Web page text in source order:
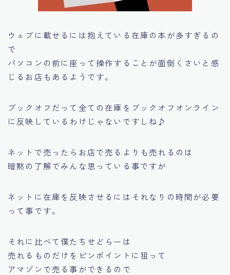
ウェブに載せるには抱えている在庫の本が多すぎるの
で
パソコンの前に座って操作することが面倒くさいと感
じるお店もあるようです。
ブックオフだって全ての在庫をブックオフオンライン
に反映しているわけじゃないですしね♪
ネットで売ったらお店で売るよりも売れるのは
暗黙の了解でみんな思っている事ですが
ネットに在庫を反映させるにはそれなりの時間が必要
って事です。
それに比べて僕たちせどらーは
売れるものだけをピンポイントに狙って
アマゾンで売る事ができるので